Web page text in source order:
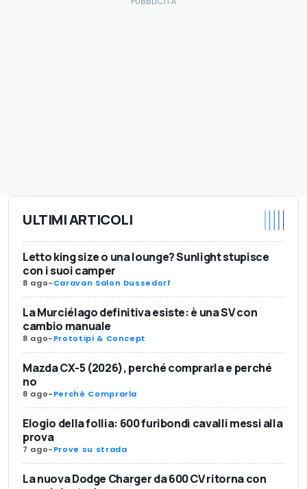
ULTIMI ARTICOLI
Letto king size o una lounge? Sunlight stupisce
con i suoi camper
8 ago-Caravan Salon Dussedorf
La Murciélago definitiva esiste: è una SV con
cambio manuale
8 ago-Prototipi & Concept
Mazda CX-5 (2026), perché comprarla e perché
no
8 ago-Perché Comprarla
Elogio della follia: 600 furibondi cavalli messi alla
prova
7 ago-Prove su strada
La nuova Dodge Charger da 600 CV ritorna con